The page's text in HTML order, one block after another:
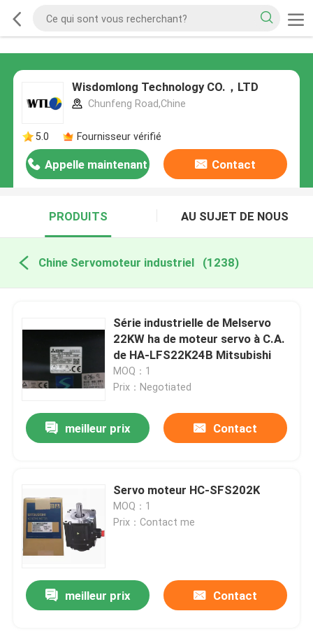
Wisdomlong Technology CO.，LTD
Chunfeng Road,Chine
5.0 Fournisseur vérifié
Appelle maintenant Contact
PRODUITS AU SUJET DE NOUS
Chine Servomoteur industriel (1238)
Série industrielle de Melservo
22KW ha de moteur servo à C.A.
de HA-LFS22K24B Mitsubishi
MOQ：1
Prix：Negotiated
meilleur prix Contact
Servo moteur HC-SFS202K
MOQ：1
Prix：Contact me
meilleur prix Contact